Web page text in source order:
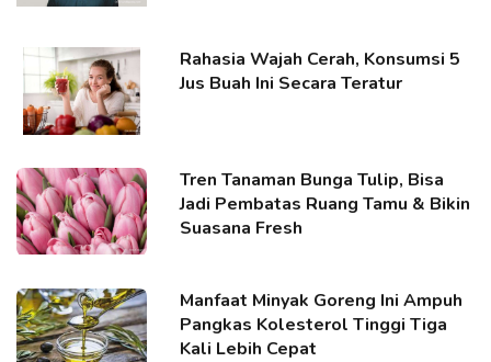
Rahasia Wajah Cerah, Konsumsi 5
Jus Buah Ini Secara Teratur
Tren Tanaman Bunga Tulip, Bisa
Jadi Pembatas Ruang Tamu & Bikin
Suasana Fresh
Manfaat Minyak Goreng Ini Ampuh
Pangkas Kolesterol Tinggi Tiga
Kali Lebih Cepat